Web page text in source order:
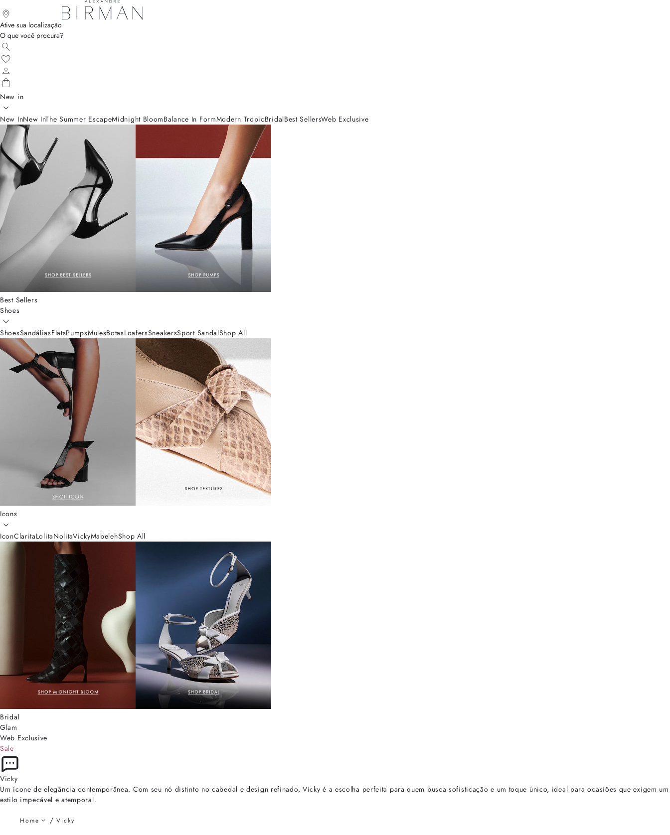
Ative sua localização
O que você procura?
New in
New InNew InThe Summer EscapeMidnight BloomBalance In FormModern TropicBridalBest SellersWeb Exclusive
Best Sellers
Shoes
ShoesSandáliasFlatsPumpsMulesBotasLoafersSneakersSport SandalShop All
Icons
IconClaritaLolitaNolitaVickyMabelehShop All
Bridal
Glam
Web Exclusive
Sale
Vicky
Um ícone de elegância contemporânea. Com seu nó distinto no cabedal e design refinado, Vicky é a escolha perfeita para quem busca sofisticação e um toque único, ideal para ocasiões que exigem um
estilo impecável e atemporal.
Home Vicky